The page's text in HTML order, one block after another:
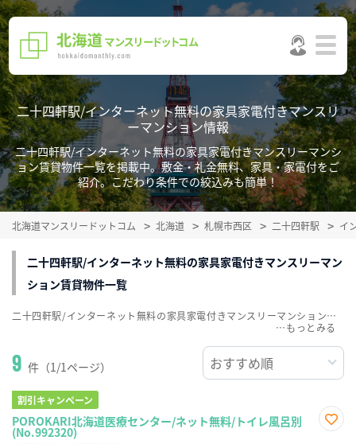
二十四軒駅/インターネット無料の家具家電付きマンスリ
ーマンション情報
二十四軒駅/インターネット無料の家具家電付きマンスリーマンシ
ョン賃貸物件一覧を掲載中。敷金・礼金無料、家具・家電付をご
紹介。こだわり条件での絞込みも簡単！
北海道マンスリードットコム 北海道 札幌市西区 二十四軒駅 イ
二十四軒駅/インターネット無料の家具家電付きマンスリーマン
ション賃貸物件一覧
9 件（1/1ページ）
割引キャンペーン
POROKARI北海道医療センター/ネット無料/トイレ風呂別
(No.992320)
二十四軒駅/インターネット無料の家具家電付きマンスリーマンション賃貸物件一覧を掲載中。敷金・礼金無料、家具・家電付をご紹介。こだわり条件での絞込みも簡単！
…